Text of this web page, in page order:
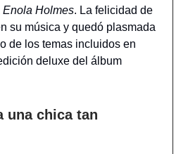
Enola Holmes. La felicidad de
su música y quedó plasmada
de los temas incluidos en
deluxe del álbum
una chica tan